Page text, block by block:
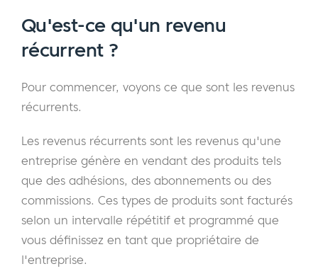
Qu'est-ce qu'un revenu
récurrent ?
Pour commencer, voyons ce que sont les revenus
récurrents.
Les revenus récurrents sont les revenus qu'une
entreprise génère en vendant des produits tels
que des adhésions, des abonnements ou des
commissions. Ces types de produits sont facturés
selon un intervalle répétitif et programmé que
vous définissez en tant que propriétaire de
l'entreprise.